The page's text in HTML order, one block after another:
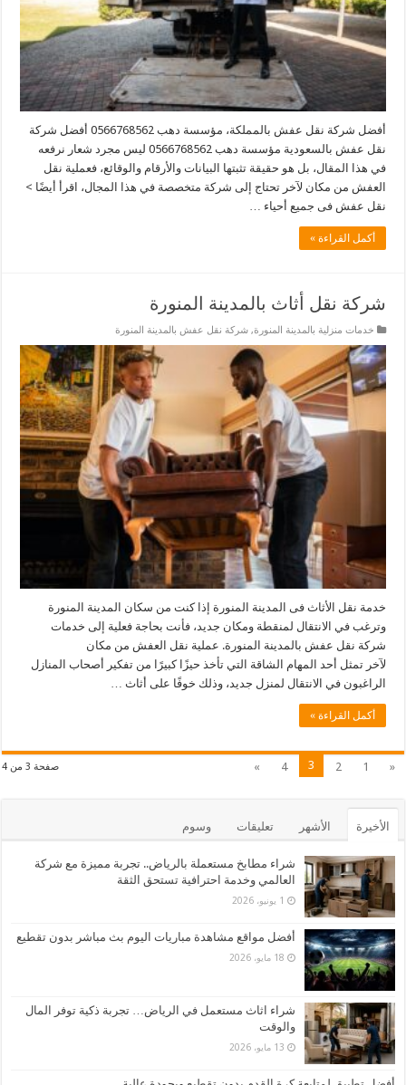
أفضل شركة نقل عفش بالمملكة، مؤسسة دهب 0566768562 أفضل شركة
نقل عفش بالسعودية مؤسسة دهب 0566768562 ليس مجرد شعار نرفعه
في هذا المقال، بل هو حقيقة تثبتها البيانات والأرقام والوقائع، فعملية نقل
العفش من مكان لآخر تحتاج إلى شركة متخصصة في هذا المجال، اقرأ أيضًا >
نقل عفش فى جميع أحياء …
أكمل القراءة »
شركة نقل أثاث بالمدينة المنورة
خدمات منزلية بالمدينة المنورة,شركة نقل عفش بالمدينة المنورة
خدمة نقل الأثاث فى المدينة المنورة إذا كنت من سكان المدينة المنورة
وترغب في الانتقال لمنقطة ومكان جديد، فأنت بحاجة فعلية إلى خدمات
شركة نقل عفش بالمدينة المنورة. عملية نقل العفش من مكان
لآخر تمثل أحد المهام الشاقة التي تأخذ حيزًا كبيرًا من تفكير أصحاب المنازل
الراغبون في الانتقال لمنزل جديد، وذلك خوفًا على أثاث …
أكمل القراءة »
صفحة 3 من 4 «
1
2
3
4
»
الأخيرة الأشهر تعليقات وسوم
شراء مطابخ مستعملة بالرياض.. تجربة مميزة مع شركة
العالمي وخدمة احترافية تستحق الثقة
1 يونيو، 2026
أفضل مواقع مشاهدة مباريات اليوم بث مباشر بدون تقطيع
18 مايو، 2026
شراء اثاث مستعمل في الرياض… تجربة ذكية توفر المال
والوقت
13 مايو، 2026